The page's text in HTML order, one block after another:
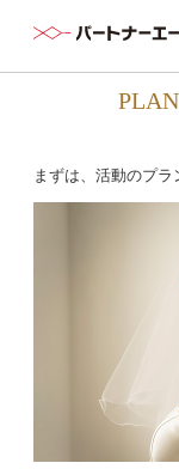
まずは、活動のプラ